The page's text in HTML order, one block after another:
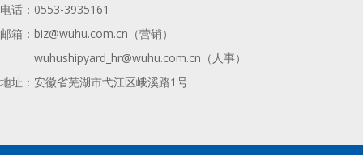
电话： 0553-3935161
邮箱： biz@wuhu.com.cn（营销）
wuhushipyard_hr@wuhu.com.cn （人事）
地址：安徽省芜湖市弋江区峨溪路1号